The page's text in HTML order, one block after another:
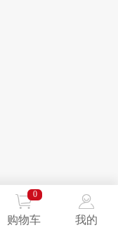
0
购物车 我的